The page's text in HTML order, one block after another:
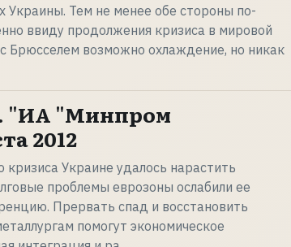
Украины. Тем не менее обе стороны по-
ввиду продолжения кризиса в мировой
Брюсселем возможно охлаждение, но никак
"ИА "Минпром
2012
Украине удалось нарастить
проблемы еврозоны ослабили ее
Прервать спад и восстановить
помогут экономическое